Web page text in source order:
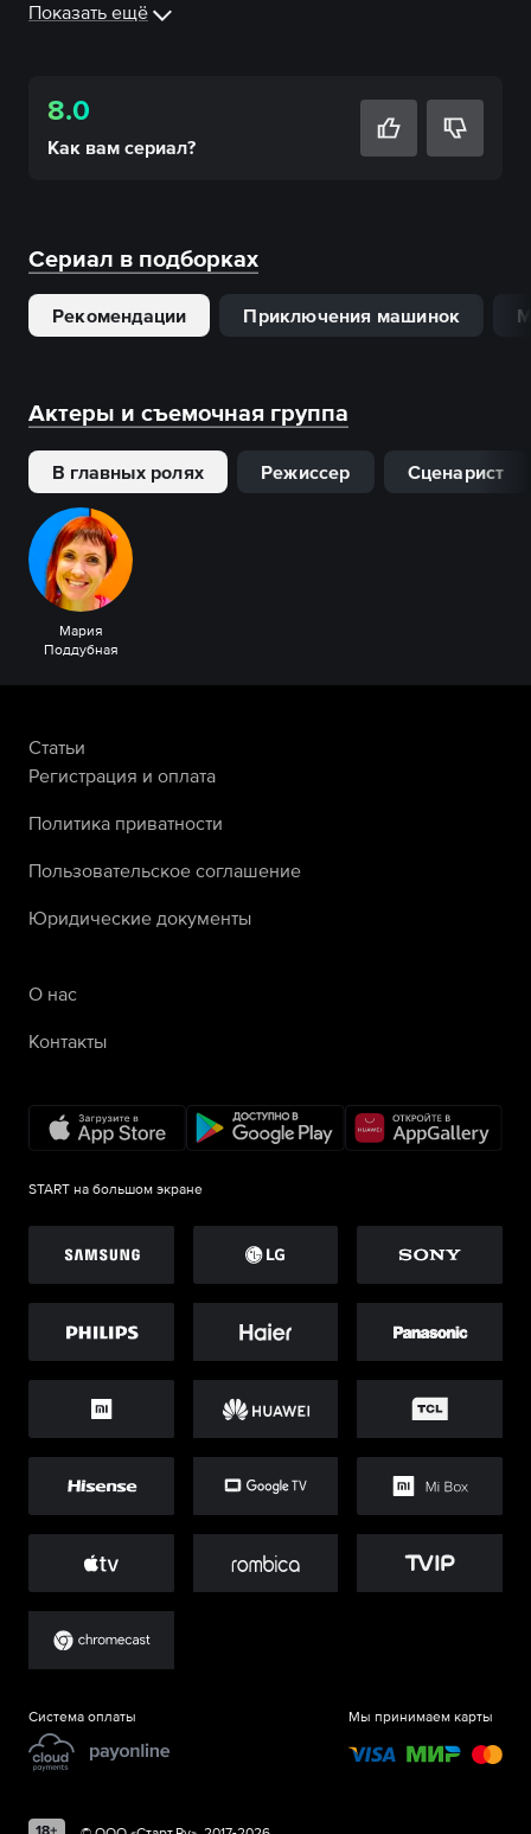
Показать ещё
8.0
Как вам сериал?
Сериал в подборках
Рекомендации Приключения машинок
Актеры и съемочная группа
В главных ролях Режиссер Сценарист
Мария
Поддубная
Статьи
Регистрация и оплата
Политика приватности
Пользовательское соглашение
Юридические документы
О нас
Контакты
START на большом экране
Система оплаты Мы принимаем карты